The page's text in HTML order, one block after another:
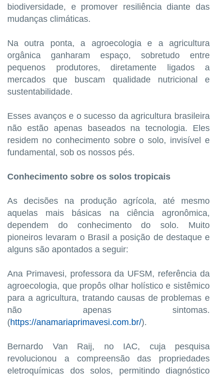
biodiversidade, e promover resiliência diante das
mudanças climáticas.
Na outra ponta, a agroecologia e a agricultura
orgânica ganharam espaço, sobretudo entre
pequenos produtores, diretamente ligados a
mercados que buscam qualidade nutricional e
sustentabilidade.
Esses avanços e o sucesso da agricultura brasileira
não estão apenas baseados na tecnologia. Eles
residem no conhecimento sobre o solo, invisível e
fundamental, sob os nossos pés.
Conhecimento sobre os solos tropicais
As decisões na produção agrícola, até mesmo
aquelas mais básicas na ciência agronômica,
dependem do conhecimento do solo. Muito
pioneiros levaram o Brasil a posição de destaque e
alguns são apontados a seguir:
Ana Primavesi, professora da UFSM, referência da
agroecologia, que propôs olhar holístico e sistêmico
para a agricultura, tratando causas de problemas e
não apenas sintomas.
(https://anamariaprimavesi.com.br/).
Bernardo Van Raij, no IAC, cuja pesquisa
revolucionou a compreensão das propriedades
eletroquímicas dos solos, permitindo diagnóstico